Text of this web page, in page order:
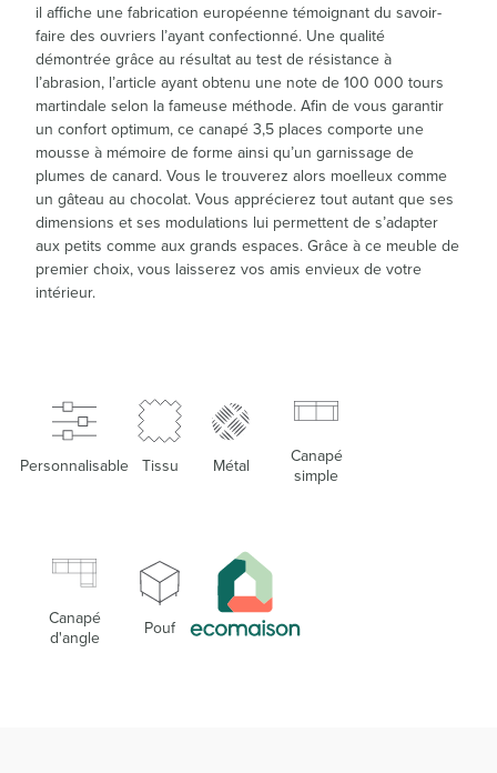
il affiche une fabrication européenne témoignant du savoir-
faire des ouvriers l’ayant confectionné. Une qualité
démontrée grâce au résultat au test de résistance à
l’abrasion, l’article ayant obtenu une note de 100 000 tours
martindale selon la fameuse méthode. Afin de vous garantir
un confort optimum, ce canapé 3,5 places comporte une
mousse à mémoire de forme ainsi qu’un garnissage de
plumes de canard. Vous le trouverez alors moelleux comme
un gâteau au chocolat. Vous apprécierez tout autant que ses
dimensions et ses modulations lui permettent de s’adapter
aux petits comme aux grands espaces. Grâce à ce meuble de
premier choix, vous laisserez vos amis envieux de votre
intérieur.
Personnalisable Tissu Métal
Canapé
simple
Canapé
d'angle
Pouf